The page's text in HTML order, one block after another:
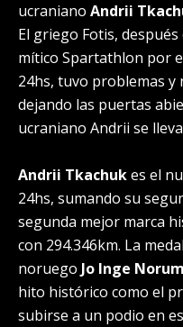
ucraniano Andrii
El griego Fotis,
mítico Spartathlon por
24hs, tuvo problemas
dejando las puertas
ucraniano Andrii se
Andrii Tkachukes el
24hs, sumando su
segunda mejor marca
con 294.346km. La
noruego Jo Inge Norum
hito histórico como el
subirse a un podio en